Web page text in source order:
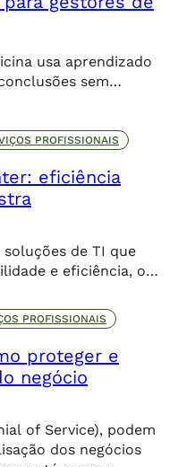
usa aprendizado
sem
humana de forma
PROFISSIONAIS
eficiência
de TI que
e eficiência, o
cada vez
para lidar com a
Nesse
como uma
de redes em
[…]
PROFISSIONAIS
proteger e
negócio
of Service), podem
dos negócios